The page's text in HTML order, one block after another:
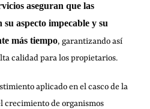
aseguran que las
aspecto impecable y su
más tiempo, garantizando así
calidad para los propietarios.
aplicado en el casco de la
crecimiento de organismos